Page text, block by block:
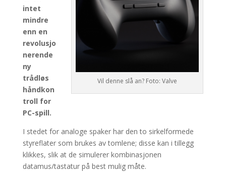
Vil denne slå an? Foto: Valve
intet
mindre
enn en
revolusjo
nerende
ny
trådløs
håndkon
troll for
PC-spill.
I stedet for analoge spaker har den to sirkelformede
styreflater som brukes av tomlene; disse kan i tillegg
klikkes, slik at de simulerer kombinasjonen
datamus/tastatur på best mulig måte.